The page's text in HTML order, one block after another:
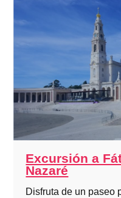
Excursión a
Nazaré
Disfruta de un paseo